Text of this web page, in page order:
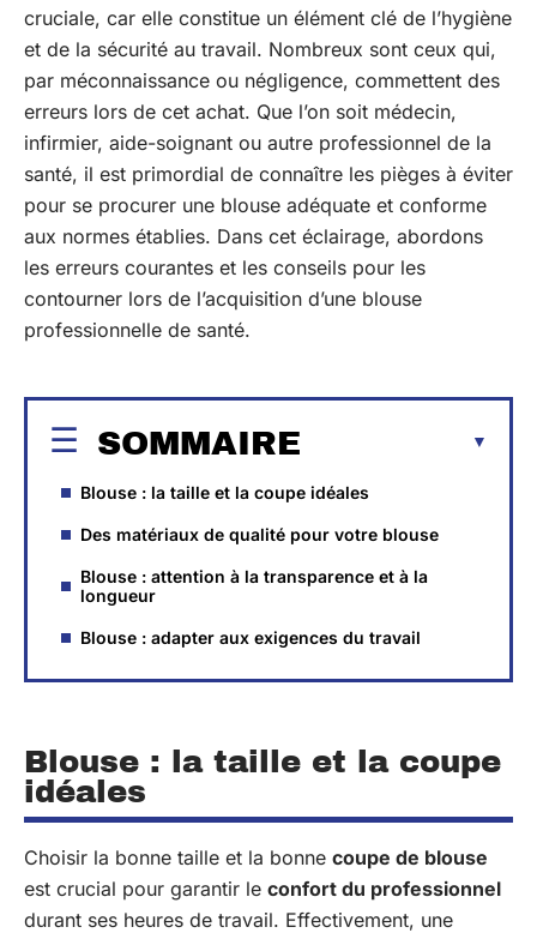
cruciale, car elle constitue un élément clé de l’hygiène
et de la sécurité au travail. Nombreux sont ceux qui,
par méconnaissance ou négligence, commettent des
erreurs lors de cet achat. Que l’on soit médecin,
infirmier, aide-soignant ou autre professionnel de la
santé, il est primordial de connaître les pièges à éviter
pour se procurer une blouse adéquate et conforme
aux normes établies. Dans cet éclairage, abordons
les erreurs courantes et les conseils pour les
contourner lors de l’acquisition d’une blouse
professionnelle de santé.
SOMMAIRE
Blouse : la taille et la coupe idéales
Des matériaux de qualité pour votre blouse
Blouse : attention à la transparence et à la
longueur
Blouse : adapter aux exigences du travail
Blouse : la taille et la coupe
idéales
Choisir la bonne taille et la bonne coupe de blouse
est crucial pour garantir le confort du professionnel
durant ses heures de travail. Effectivement, une